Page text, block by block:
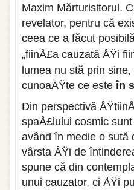
Maxim Mărturisitorul.
revelator, pentru că
ceea ce a făcut
„fiinÅ£a cauzată ÅŸi
lumea nu stă prin
cunoaÅŸte ce esteîn
Din perspectivă
spaÅ£iului cosmic
având în medie o sută
vârsta ÅŸi de
spune că din
unui cauzator, ci ÅŸi